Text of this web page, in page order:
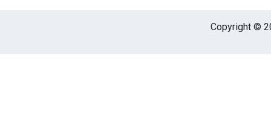
Copyright ©